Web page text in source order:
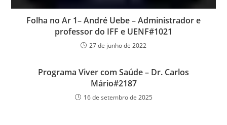
Folha no Ar 1– André Uebe – Administrador e
professor do IFF e UENF#1021
27 de junho de 2022
Programa Viver com Saúde – Dr. Carlos
Mário#2187
16 de setembro de 2025